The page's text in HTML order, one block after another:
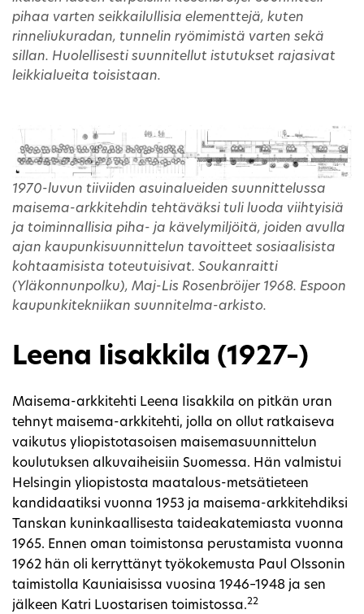
pihaa varten seikkailullisia elementtejä, kuten
rinneliukuradan, tunnelin ryömimistä varten sekä
sillan. Huolellisesti suunnitellut istutukset rajasivat
leikkialueita toisistaan.
1970-luvun tiiviiden asuinalueiden suunnittelussa
maisema-arkkitehdin tehtäväksi tuli luoda viihtyisiä
ja toiminnallisia piha- ja kävelymiljöitä, joiden avulla
ajan kaupunkisuunnittelun tavoitteet sosiaalisista
kohtaamisista toteutuisivat. Soukanraitti
(Yläkonnunpolku), Maj-Lis Rosenbröijer 1968. Espoon
kaupunkitekniikan suunnitelma-arkisto.
Leena Iisakkila (1927–)
Maisema-arkkitehti Leena Iisakkila on pitkän uran
tehnyt maisema-arkkitehti, jolla on ollut ratkaiseva
vaikutus yliopistotasoisen maisemasuunnittelun
koulutuksen alkuvaiheisiin Suomessa. Hän valmistui
Helsingin yliopistosta maatalous-metsätieteen
kandidaatiksi vuonna 1953 ja maisema-arkkitehdiksi
Tanskan kuninkaallisesta taideakatemiasta vuonna
1965. Ennen oman toimistonsa perustamista vuonna
1962 hän oli kerryttänyt työkokemusta Paul Olssonin
taimistolla Kauniaisissa vuosina 1946–1948 ja sen
jälkeen Katri Luostarisen toimistossa.22